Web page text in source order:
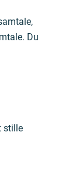
Du
stille